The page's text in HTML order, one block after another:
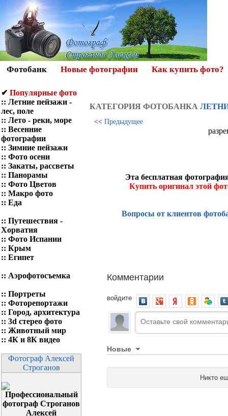
Фотобанк Новые фотографии Как купить фото?
✔ Популярные фото
:: Летние пейзажи -
лес, поле
:: Лето - реки, море
:: Весенние
фотографии
:: Зимние пейзажи
:: Фото осени
:: Закаты, рассветы
:: Панорамы
:: Фото Цветов
:: Макро фото
:: Еда
:: Путешествия -
Хорватия
:: Фото Испании
:: Крым
:: Египет
:: Аэрофотосъемка
:: Портреты
:: Фоторепортажи
:: Город, архитектура
:: 3d стерео фото
:: Животный мир
:: 4К и 8К видео
Фотограф Алексей
Строганов
КАТЕГОРИЯ ФОТOБАНКА
<< Предыдущее
Эта бесплатная
Купить оригинал этой
Вопросы от клиентов
Комментарии
войдите
Новые
Никто